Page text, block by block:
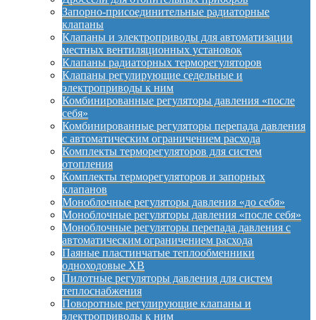
Запорно-присоединительные радиаторные
клапаны
Клапаны и электроприводы для автоматизации
местных вентиляционных установок
Клапаны радиаторных терморегуляторов
Клапаны регулирующие седельные и
электроприводы к ним
Комбинированные регуляторы давления «после
себя»
Комбинированные регуляторы перепада давления
с автоматическим ограничением расхода
Комплекты терморегуляторов для систем
отопления
Комплекты терморегуляторов и запорных
клапанов
Моноблочные регуляторы давления «до себя»
Моноблочные регуляторы давления «после себя»
Моноблочные регуляторы перепада давления с
автоматическим ограничением расхода
Паяные пластинчатые теплообменники
одноходовые XB
Пилотные регуляторы давления для систем
теплоснабжения
Поворотные регулирующие клапаны и
электроприводы к ним